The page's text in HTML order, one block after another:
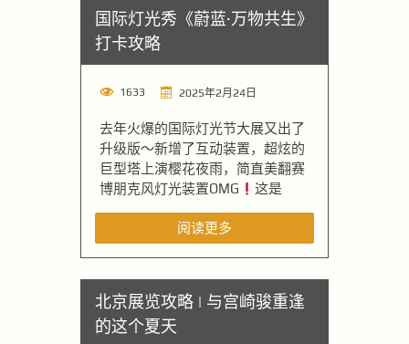
国际灯光秀《蔚蓝·万物共生》
打卡攻略
1633 2025年2月24日
去年火爆的国际灯光节大展又出了
升级版～新增了互动装置，超炫的
巨型塔上演樱花夜雨，简直美翻赛
博朋克风灯光装置OMG
这是
阅读更多
北京展览攻略 | 与宫崎骏重逢
的这个夏天